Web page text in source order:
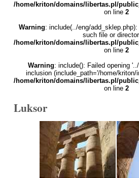
/home/kriton/domains/libertas.pl/
on line 2
Warning: include(../eng/
such file or
/home/kriton/domains/libertas.pl/
on line 2
Warning: include(): Failed opening
inclusion (include_path='/home/
/home/kriton/domains/libertas.pl/
on line 2
Luksor